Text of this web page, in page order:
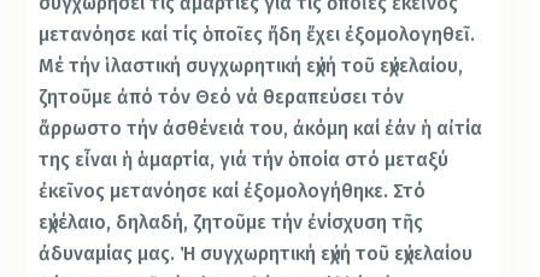
μετανόησε καί τίς ὁποῖες ἤδη ἔχει ἐξομολογηθεῖ.
Μέ τήν ἱλαστική συγχωρητική εὐχή τοῦ εὐχελαίου,
ζητοῦμε ἀπό τόν Θεό νά θεραπεύσει τόν
ἄρρωστο τήν ἀσθένειά του, ἀκόμη καί ἐάν ἡ αἰτία
της εἶναι ἡ ἁμαρτία, γιά τήν ὁποία στό μεταξύ
ἐκεῖνος μετανόησε καί ἐξομολογήθηκε. Στό
εὐχέλαιο, δηλαδή, ζητοῦμε τήν ἐνίσχυση τῆς
ἀδυναμίας μας. Ἡ συγχωρητική εὐχή τοῦ εὐχελαίου